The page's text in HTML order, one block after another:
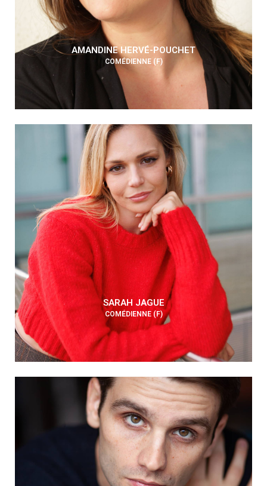
AMANDINE HERVÉ-POUCHET
COMÉDIENNE (F)
SARAH JAGUE
COMÉDIENNE (F)